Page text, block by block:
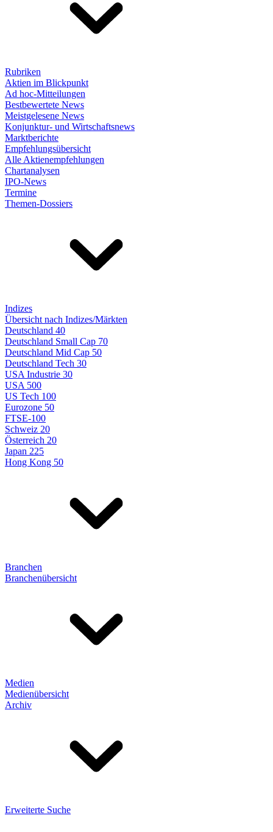
Rubriken
Aktien im Blickpunkt
Ad hoc-Mitteilungen
Bestbewertete News
Meistgelesene News
Konjunktur- und Wirtschaftsnews
Marktberichte
Empfehlungsübersicht
Alle Aktienempfehlungen
Chartanalysen
IPO-News
Termine
Themen-Dossiers
Indizes
Übersicht nach Indizes/Märkten
Deutschland 40
Deutschland Small Cap 70
Deutschland Mid Cap 50
Deutschland Tech 30
USA Industrie 30
USA 500
US Tech 100
Eurozone 50
FTSE-100
Schweiz 20
Österreich 20
Japan 225
Hong Kong 50
Branchen
Branchenübersicht
Medien
Medienübersicht
Archiv
Erweiterte Suche